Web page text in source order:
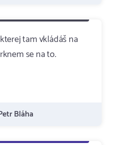
tam vkládáš na
se na to.
Bláha